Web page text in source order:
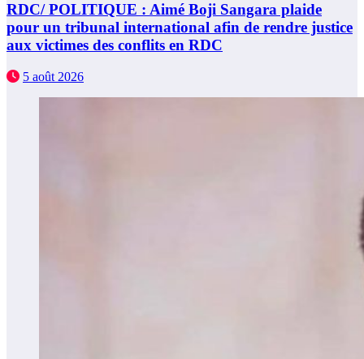
RDC/ POLITIQUE : Aimé Boji Sangara plaide
pour un tribunal international afin de rendre justice
aux victimes des conflits en RDC
5 août 2026